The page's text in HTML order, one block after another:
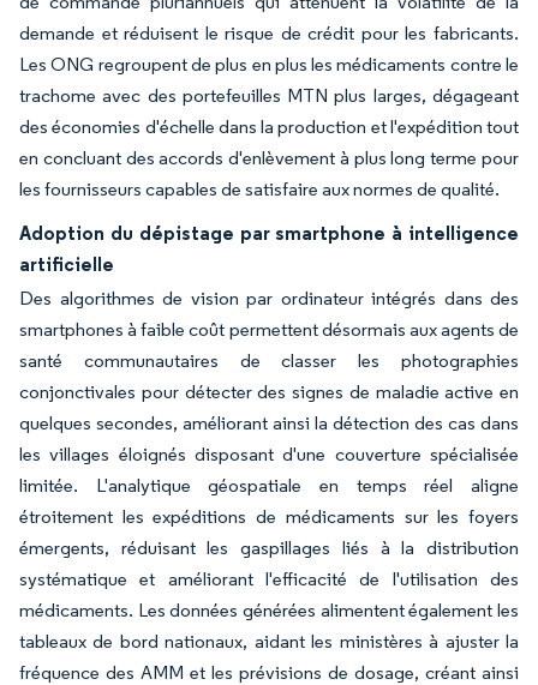
demande et réduisent le risque de crédit pour les fabricants.
Les ONG regroupent de plus en plus les médicaments contre le
trachome avec des portefeuilles MTN plus larges, dégageant
des économies d'échelle dans la production et l'expédition tout
en concluant des accords d'enlèvement à plus long terme pour
les fournisseurs capables de satisfaire aux normes de qualité.
Adoption du dépistage par smartphone à intelligence
artificielle
Des algorithmes de vision par ordinateur intégrés dans des
smartphones à faible coût permettent désormais aux agents de
santé communautaires de classer les photographies
conjonctivales pour détecter des signes de maladie active en
quelques secondes, améliorant ainsi la détection des cas dans
les villages éloignés disposant d'une couverture spécialisée
limitée. L'analytique géospatiale en temps réel aligne
étroitement les expéditions de médicaments sur les foyers
émergents, réduisant les gaspillages liés à la distribution
systématique et améliorant l'efficacité de l'utilisation des
médicaments. Les données générées alimentent également les
tableaux de bord nationaux, aidant les ministères à ajuster la
fréquence des AMM et les prévisions de dosage, créant ainsi